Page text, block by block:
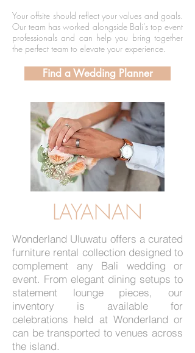
Your offsite should reflect your values and goals.
Our team has worked alongside Bali’s top event
professionals and can help you bring together
the perfect team to elevate your experience.
Find a Wedding Planner
LAYANAN
Wonderland Uluwatu offers a curated
furniture rental collection designed to
complement any Bali wedding or
event. From elegant dining setups to
statement lounge pieces, our
inventory is available for
celebrations held at Wonderland or
can be transported to venues across
the island.